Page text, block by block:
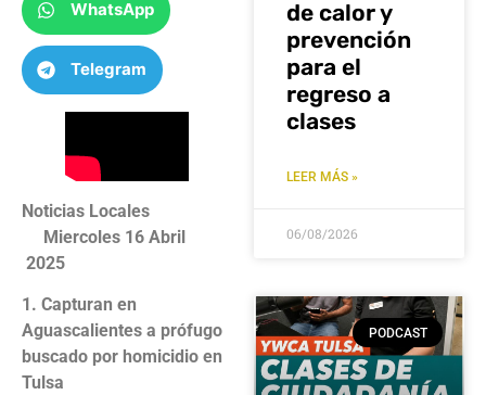
WhatsApp
Telegram
Noticias Locales
Miercoles 16 Abril
2025
1. Capturan en
Aguascalientes a prófugo
buscado por homicidio en
Tulsa
de calor y
prevención
para el
regreso a
clases
LEER MÁS »
06/08/2026
PODCAST